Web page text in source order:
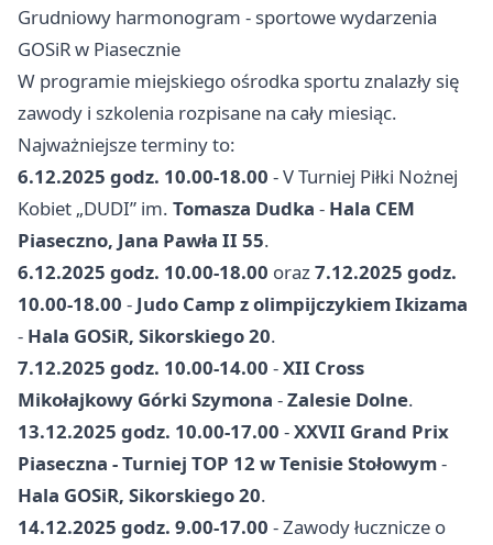
Grudniowy harmonogram - sportowe wydarzenia
GOSiR w Piasecznie
W programie miejskiego ośrodka sportu znalazły się
zawody i szkolenia rozpisane na cały miesiąc.
Najważniejsze terminy to:
6.12.2025 godz. 10.00-18.00 - V Turniej Piłki Nożnej
Kobiet „DUDI” im. Tomasza Dudka - Hala CEM
Piaseczno, Jana Pawła II 55.
6.12.2025 godz. 10.00-18.00 oraz7.12.2025 godz.
10.00-18.00 - Judo Camp z olimpijczykiem Ikizama
- Hala GOSiR, Sikorskiego 20.
7.12.2025 godz. 10.00-14.00 -XII Cross
Mikołajkowy Górki Szymona -Zalesie Dolne.
13.12.2025 godz. 10.00-17.00 -XXVII Grand Prix
Piaseczna - Turniej TOP 12 w Tenisie Stołowym-
Hala GOSiR, Sikorskiego 20.
14.12.2025 godz. 9.00-17.00 - Zawody łucznicze o